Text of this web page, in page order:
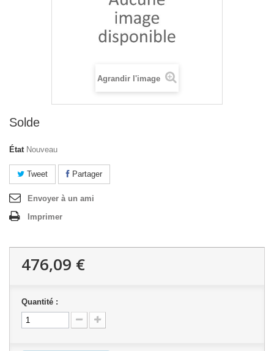
Agrandir l'image
Solde
État Nouveau
Tweet Partager
Envoyer à un ami
Imprimer
476,09 €
Quantité :